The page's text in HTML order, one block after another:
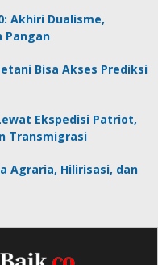
Akhiri Dualisme,
Pangan
Bisa Akses Prediksi
Ekspedisi Patriot,
Transmigrasi
Agraria, Hilirisasi, dan